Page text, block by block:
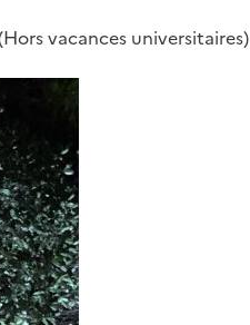
vacances universitaires)